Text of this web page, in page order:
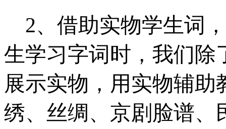
2、借助实物学生词
生学习字词时，我们除
展示实物，用实物辅
绣、丝绸、京剧脸谱、